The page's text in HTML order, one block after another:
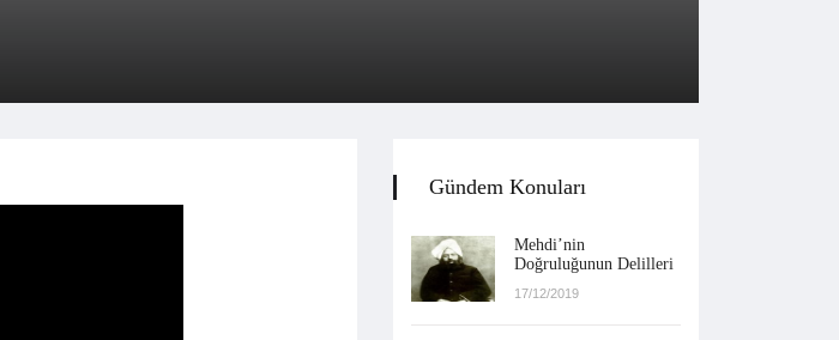
Gündem Konuları
Mehdi’nin
Doğruluğunun Delilleri
17/12/2019